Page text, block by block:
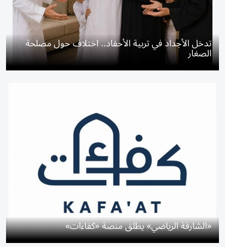
تدخل الأجداد في تربية الأحفاد.. اختلاف حول مصلحة
الصغار
«الشارقة الرياضي» يطلق منصة «كفاءات»